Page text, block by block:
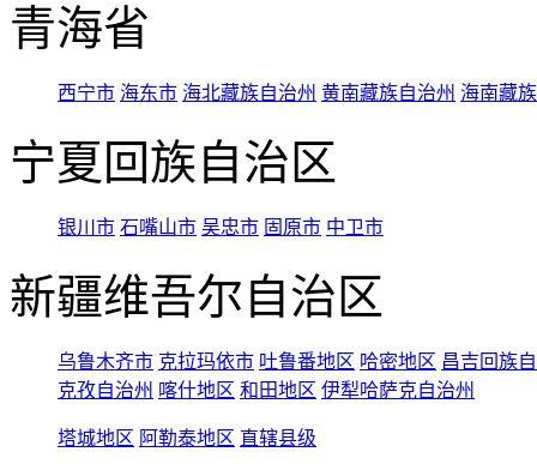
青海省
西宁市 海东市 海北藏族自治州 黄南藏族自治州 海南藏
宁夏回族自治区
银川市 石嘴山市 吴忠市 固原市 中卫市
新疆维吾尔自治区
乌鲁木齐市 克拉玛依市 吐鲁番地区 哈密地区 昌吉回族
克孜自治州 喀什地区 和田地区 伊犁哈萨克自治州
塔城地区 阿勒泰地区 直辖县级